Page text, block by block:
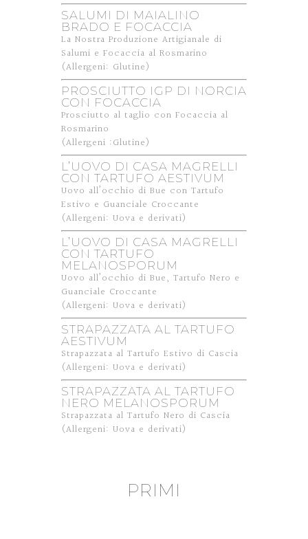
SALUMI DI MAIALINO
BRADO E FOCACCIA
La Nostra Produzione Artigianale di
Salumi e Focaccia al Rosmarino
(Allergeni: Glutine)
PROSCIUTTO IGP DI NORCIA
CON FOCACCIA
Prosciutto al taglio con Focaccia al
Rosmarino
(Allergeni :Glutine)
L’UOVO DI CASA MAGRELLI
CON TARTUFO AESTIVUM
Uovo all’occhio di Bue con Tartufo
Estivo e Guanciale Croccante
(Allergeni: Uova e derivati)
L’UOVO DI CASA MAGRELLI
CON TARTUFO
MELANOSPORUM
Uovo all’occhio di Bue, Tartufo Nero e
Guanciale Croccante
(Allergeni: Uova e derivati)
STRAPAZZATA AL TARTUFO
AESTIVUM
Strapazzata al Tartufo Estivo di Cascia
(Allergeni: Uova e derivati)
STRAPAZZATA AL TARTUFO
NERO MELANOSPORUM
Strapazzata al Tartufo Nero di Cascia
(Allergeni: Uova e derivati)
PRIMI